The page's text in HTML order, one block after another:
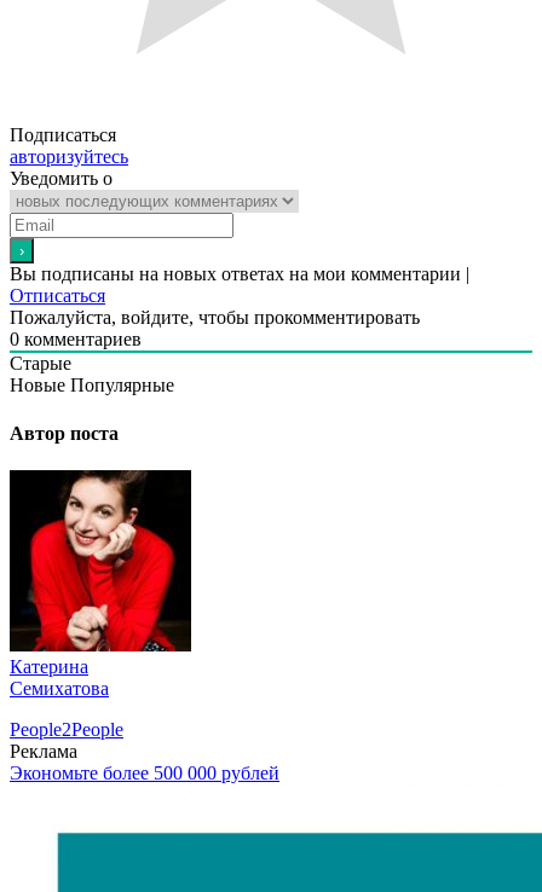
Подписаться
авторизуйтесь
Уведомить о
Вы подписаны на новых ответах на мои комментарии |
Отписаться
Пожалуйста, войдите, чтобы прокомментировать
0 комментариев
Старые
Новые Популярные
Автор поста
Катерина
Семихатова
People2People
Реклама
Экономьте более 500 000 рублей